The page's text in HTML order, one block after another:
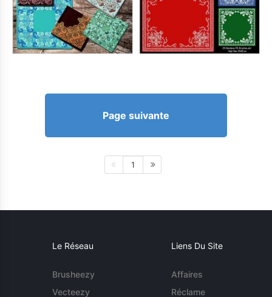
Page suivante
1
Le Réseau
Brusheezy
Vecteezy
Liens Du Site
Affaires
Réclame